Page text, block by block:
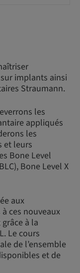
implants ainsi
Straumann.
les
appliqués
les
et leurs
Bone Level
Bone Level X
aux
ces nouveaux
à la
Le cours
de l’ensemble
et de